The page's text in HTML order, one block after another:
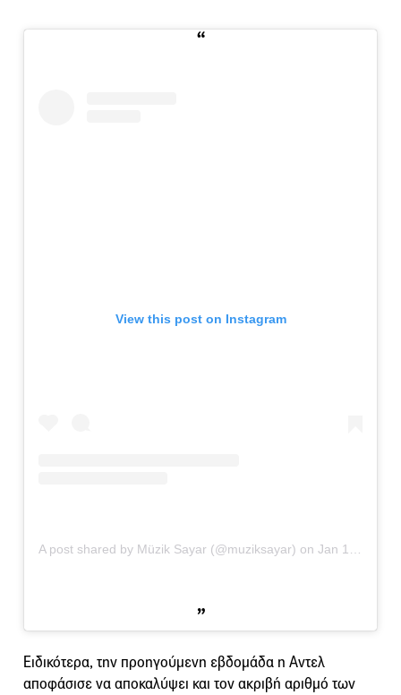
View this post on Instagram
A post shared by Müzik Sayar (@muziksayar) on Jan 10, 2020 at 7:15am PST
Ειδικότερα, την προηγούμενη εβδομάδα η Αντελ
αποφάσισε να αποκαλύψει και τον ακριβή αριθμό των